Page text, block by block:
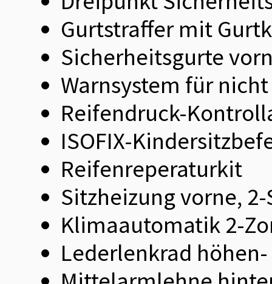
Gurtstraffer mit
Sicherheitsgurte
Warnsystem für
Reifendruck-
ISOFIX-
Reifenreperaturkit
Sitzheizung vorne,
Klimaautomatik 2-
Lederlenkrad